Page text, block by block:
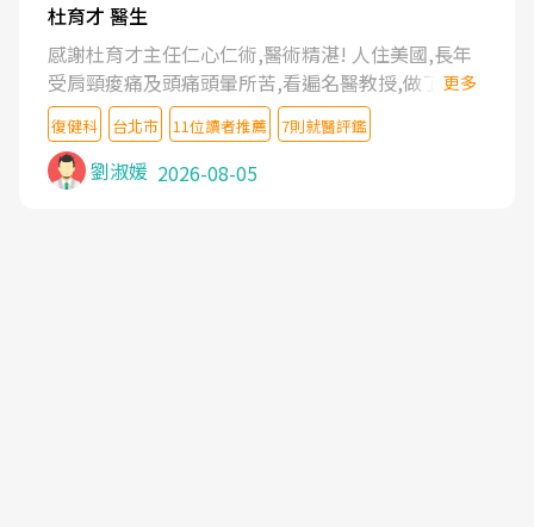
杜育才 醫生
感謝杜育才主任仁心仁術,醫術精湛! 人住美國,長年
受肩頸痠痛及頭痛頭暈所苦,看遍名醫教授,做了各種
檢查,也嘗試過西醫打針,中醫針灸及物理徒手治療都
沒有用,後來連吃到嗎啡類止痛藥都效果有限,只是壓
症狀,沒多久就痛起來,多年失眠嚴重影響生活品質.
台灣親友介紹忠孝醫院杜育才主任是頸頭症候群專
更多
復健科 台北市 11位讀者推薦 7則就醫評鑑
劉淑媛 2026-08-05